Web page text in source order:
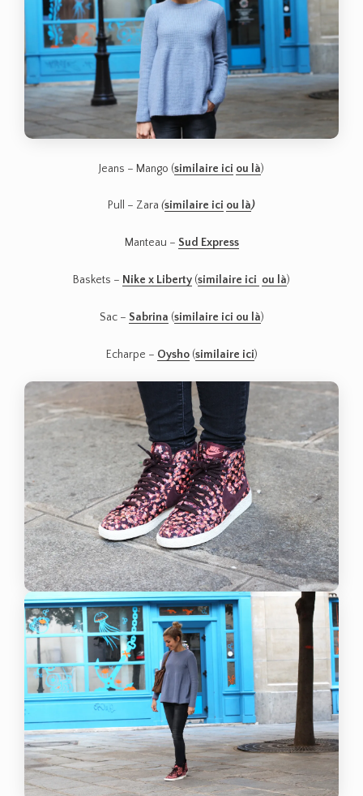
Jeans – Mango (similaire ici ou là)
Pull – Zara (similaire ici ou là)
Manteau – Sud Express
Baskets – Nike x Liberty (similaire ici ou là)
Sac – Sabrina (similaire ici ou là)
Echarpe – Oysho(similaire ici)